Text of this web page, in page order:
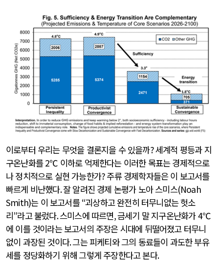
이로부터 우리는 무엇을 결론지을 수 있을까?세계적 평등과 지
구온난화를2℃ 이하로 억제한다는 이러한 목표는 경제적으로
나 정치적으로 실현 가능한가?주류 경제학자들은 이 보고서를
빠르게 비난했다.잘 알려진 경제 논평가 노아 스미스(Noah
Smith)는 이 보고서를“괴상하고 완전히 터무니없는 헛소
리”라고 불렀다.스미스에 따르면,금세기 말 지구온난화가4℃
에 이를 것이라는 보고서의 주장은 시대에 뒤떨어졌고 터무니
없이 과장된 것이다.그는 피케티와 그의 동료들이 과도한 부유
세를 정당화하기 위해 그렇게 주장한다고 본다.